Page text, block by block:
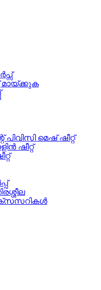
മായ്ക്കുക
പിവിസി മെഷ് ഷീറ്റ്
ഷീറ്റ്